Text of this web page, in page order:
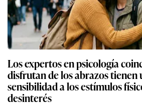
Los expertos en psicología
disfrutan de los abrazos tienen
sensibilidad a los estímulos
desinterés